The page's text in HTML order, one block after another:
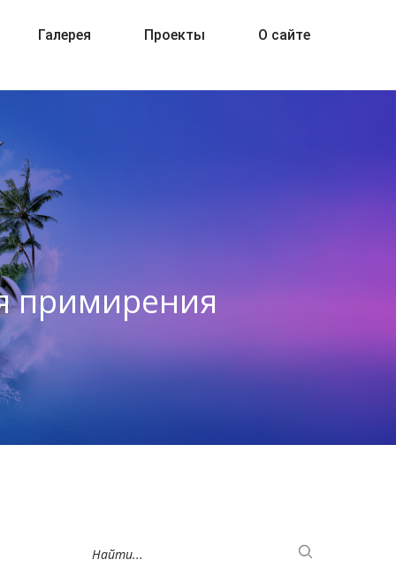
Галерея Проекты О сайте
примирения
Найти...